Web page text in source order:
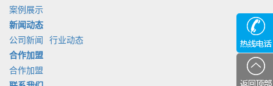
案例展示
新闻动态
公司新闻
行业动态
合作加盟
合作加盟